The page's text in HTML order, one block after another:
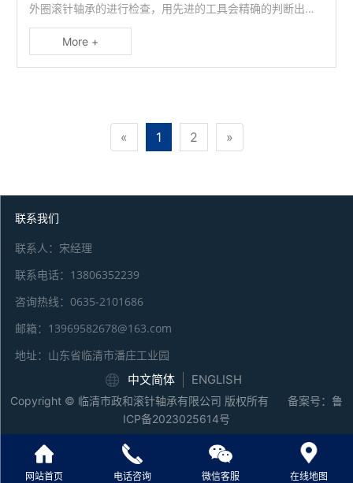
外圈滚针轴承的进行检查，用先进的工具会精确的判断出问
题的所在，轴承即使有轻微的剥离等损伤，也会发出异常音
和不规则音，用测声器能够分辨。
More +
« 1 2 »
联系我们
联系人：宋经理
联系电话：13806352239
咨询热线：0635-2101686
邮箱：13969582678@163.com
地址：山东省临清市潘庄工业园
中文简体
ENGLISH
Copyright © 临清市政和滚针轴承有限公司 版权所有 备案号： 鲁
ICP备2023025614号
网站首页 电话咨询 微信客服 在线地图